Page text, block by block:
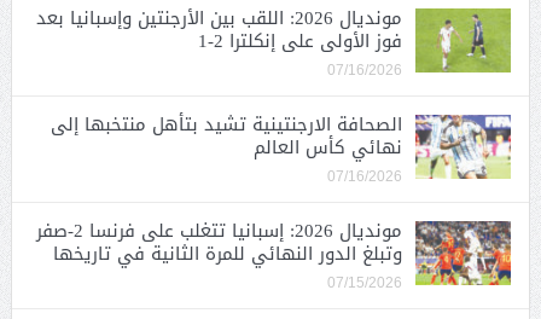
مونديال 2026: اللقب بين الأرجنتين وإسبانيا بعد
فوز الأولى على إنكلترا 2-1
07/16/2026
الصحافة الارجنتينية تشيد بتأهل منتخبها إلى
نهائي كأس العالم
07/16/2026
مونديال 2026: إسبانيا تتغلب على فرنسا 2-صفر
وتبلغ الدور النهائي للمرة الثانية في تاريخها
07/15/2026